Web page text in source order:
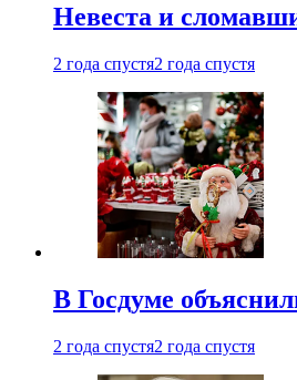
Невеста и
2 года спустя2 года спустя
В Госдуме
2 года спустя2 года спустя